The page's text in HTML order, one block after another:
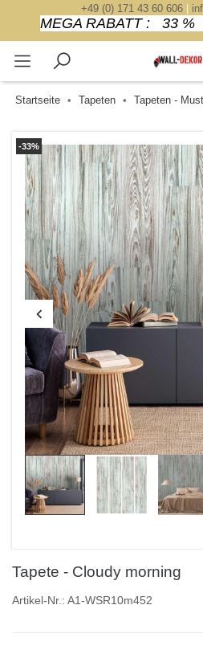
+49 (0) 171 43 60 606|
MEGA RABATT : 33
Startseite Tapeten Tapeten -
-33%
Tapete - Cloudy morning
Artikel-Nr.: A1-WSR10m452